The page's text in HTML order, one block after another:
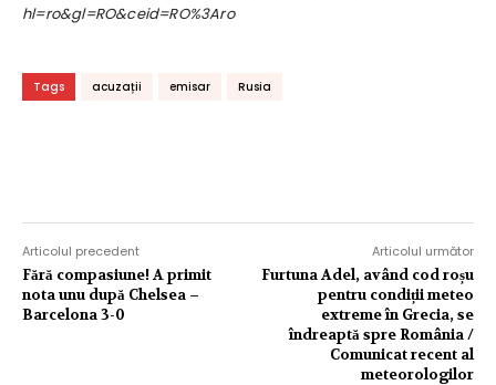
hl=ro&gl=RO&ceid=RO%3Aro
Tags acuzații emisar Rusia
Articolul precedent
Fără compasiune! A primit
nota unu după Chelsea –
Barcelona 3-0
Articolul următor
Furtuna Adel, având cod roșu
pentru condiții meteo
extreme în Grecia, se
îndreaptă spre România /
Comunicat recent al
meteorologilor